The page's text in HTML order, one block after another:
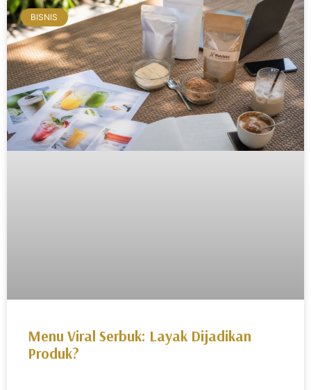
BISNIS
Menu Viral Serbuk: Layak Dijadikan
Produk?